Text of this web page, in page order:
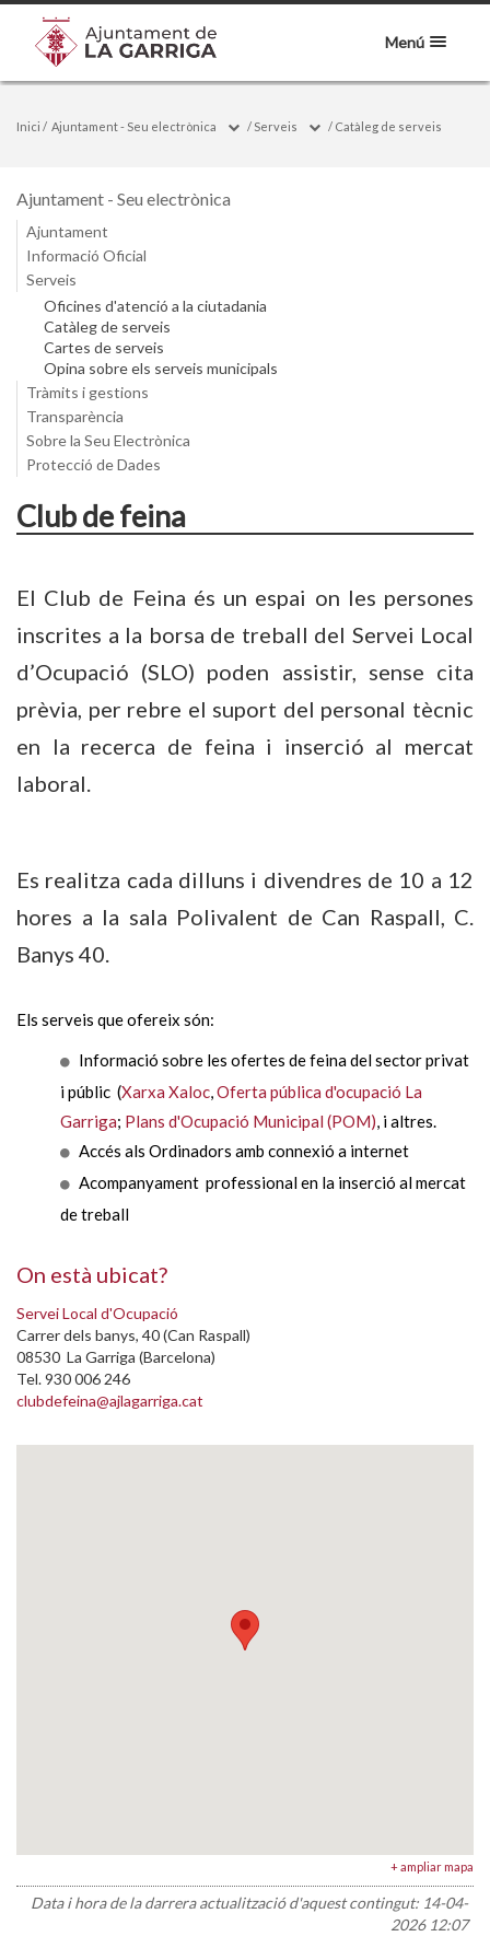
Menú
Inici / Ajuntament - Seu electrònica / Serveis / Catàleg de serveis
Ajuntament - Seu electrònica
Ajuntament
Informació Oficial
Serveis
Oficines d'atenció a la ciutadania
Catàleg de serveis
Cartes de serveis
Opina sobre els serveis municipals
Tràmits i gestions
Transparència
Sobre la Seu Electrònica
Protecció de Dades
Club de feina
El Club de Feina és un espai on les persones
inscrites a la borsa de treball del Servei Local
d’Ocupació (SLO) poden assistir, sense cita
prèvia, per rebre el suport del personal tècnic
en la recerca de feina i inserció al mercat
laboral.
Es realitza cada dilluns i divendres de 10 a 12
hores a la sala Polivalent de Can Raspall, C.
Banys 40.
Els serveis que ofereix són:
Informació sobre les ofertes de feina del sector privat
i públic (Xarxa Xaloc,Oferta pública d'ocupació La
Garriga; Plans d'Ocupació Municipal (POM), i altres.
Accés als Ordinadors amb connexió a internet
Acompanyament professional en la inserció al mercat
de treball
On està ubicat?
Servei Local d'Ocupació
Carrer dels banys, 40 (Can Raspall)
08530 La Garriga (Barcelona)
Tel. 930 006 246
clubdefeina@ajlagarriga.cat
+ ampliar mapa
Data i hora de la darrera actualització d'aquest contingut: 14-04-
2026 12:07